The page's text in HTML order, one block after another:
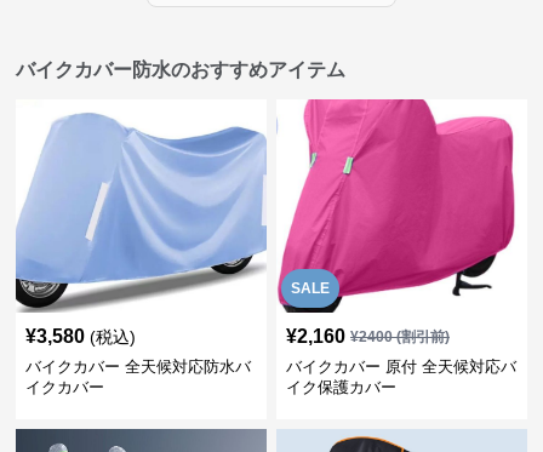
バイクカバー防水のおすすめアイテム
¥3,580 (税込)
バイクカバー 全天候対応防水バ
イクカバー
SALE
¥2,160 ¥2400(割引前)
バイクカバー 原付 全天候対応バ
イク保護カバー